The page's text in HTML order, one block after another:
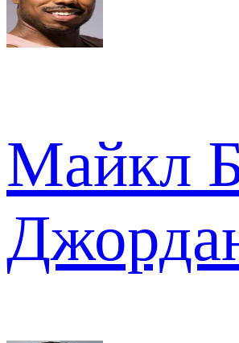
Майкл